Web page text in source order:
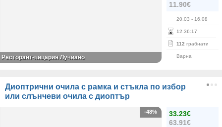
11.90€
20.03 - 16.08
12:36:17
112 грабнати
Варна
Ресторант-пицария Лучиано
Диоптрични очила с рамка и стъкла по избор
или слънчеви очила с диоптър
33.23€
63.91€
-48%